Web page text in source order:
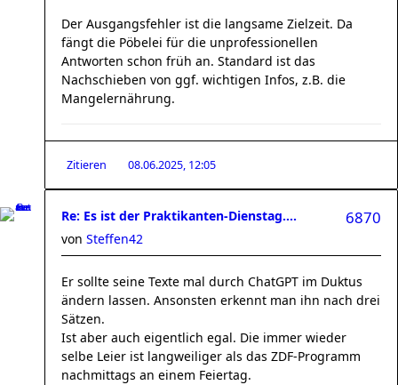
Der Ausgangsfehler ist die langsame Zielzeit. Da
fängt die Pöbelei für die unprofessionellen
Antworten schon früh an. Standard ist das
Nachschieben von ggf. wichtigen Infos, z.B. die
Mangelernährung.
Zitieren 08.06.2025, 12:05
Re: Es ist der Praktikanten-Dienstag.... 6870
von Steffen42
Er sollte seine Texte mal durch ChatGPT im Duktus
ändern lassen. Ansonsten erkennt man ihn nach drei
Sätzen.
Ist aber auch eigentlich egal. Die immer wieder
selbe Leier ist langweiliger als das ZDF-Programm
nachmittags an einem Feiertag.